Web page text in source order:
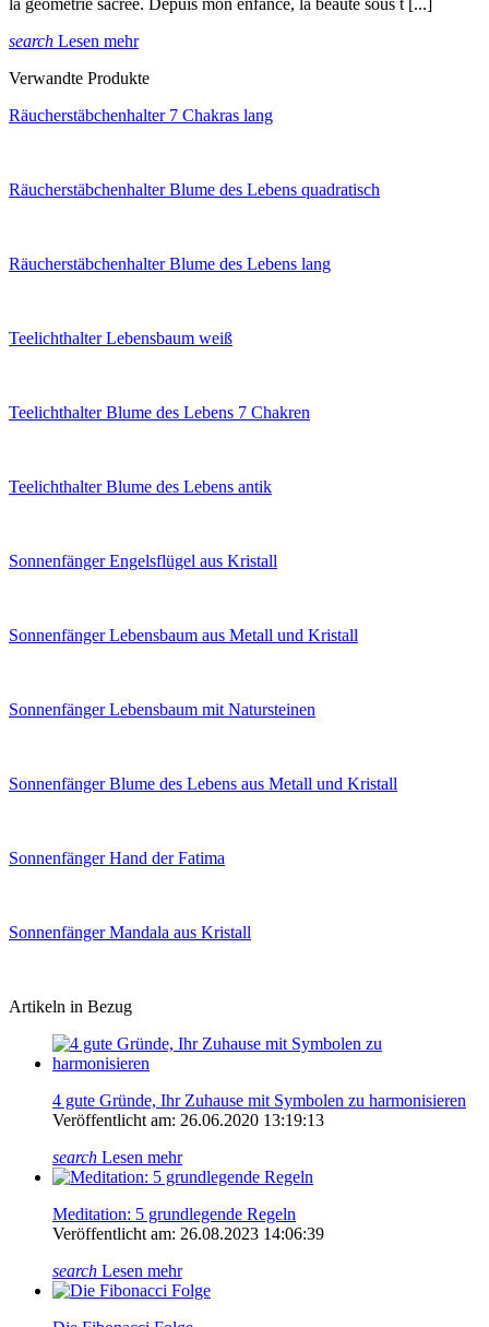
search Lesen mehr
Verwandte Produkte
Räucherstäbchenhalter 7 Chakras lang
Räucherstäbchenhalter Blume des Lebens quadratisch
Räucherstäbchenhalter Blume des Lebens lang
Teelichthalter Lebensbaum weiß
Teelichthalter Blume des Lebens 7 Chakren
Teelichthalter Blume des Lebens antik
Sonnenfänger Engelsflügel aus Kristall
Sonnenfänger Lebensbaum aus Metall und Kristall
Sonnenfänger Lebensbaum mit Natursteinen
Sonnenfänger Blume des Lebens aus Metall und Kristall
Sonnenfänger Hand der Fatima
Sonnenfänger Mandala aus Kristall
Artikeln in Bezug
4 gute Gründe, Ihr Zuhause mit Symbolen zu harmonisieren
Veröffentlicht am: 26.06.2020 13:19:13
search Lesen mehr
Meditation: 5 grundlegende Regeln
Veröffentlicht am: 26.08.2023 14:06:39
search Lesen mehr